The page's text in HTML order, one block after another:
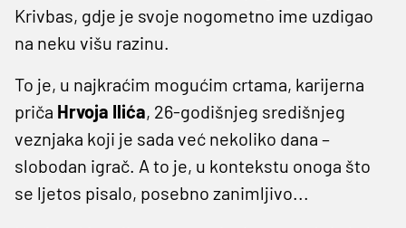
Krivbas, gdje je svoje nogometno ime uzdigao
na neku višu razinu.
To je, u najkraćim mogućim crtama, karijerna
priča Hrvoja Ilića, 26-godišnjeg središnjeg
veznjaka koji je sada već nekoliko dana –
slobodan igrač. A to je, u kontekstu onoga što
se ljetos pisalo, posebno zanimljivo...